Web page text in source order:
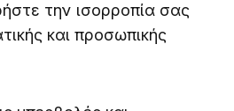
την ισορροπία σας
και προσωπικής